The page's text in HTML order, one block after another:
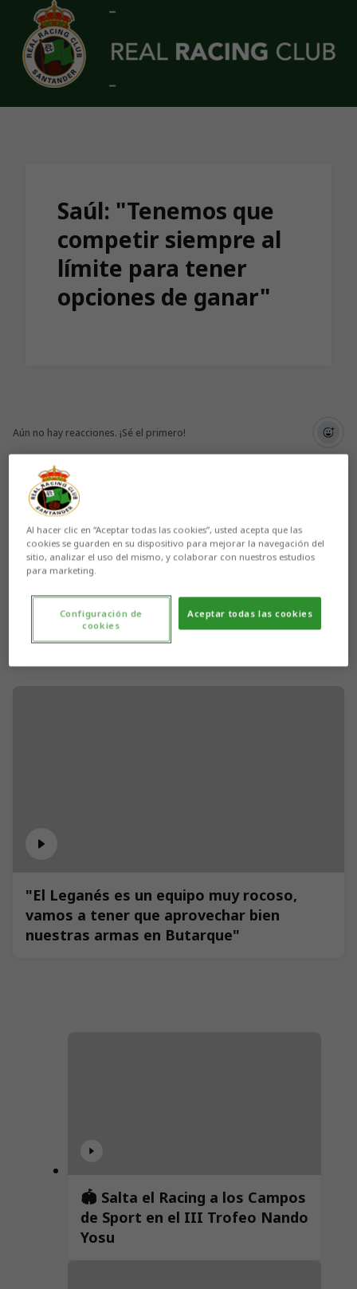
Skip to main content
Saúl: "Tenemos que
competir siempre al
límite para tener
opciones de ganar"
Aún no hay reacciones. ¡Sé el primero!
"El Leganés es un equipo muy rocoso,
vamos a tener que aprovechar bien
nuestras armas en Butarque"
🏟️ Salta el Racing a los Campos
de Sport en el III Trofeo Nando
Yosu
Al hacer clic en “Aceptar todas las cookies”, usted acepta que las
cookies se guarden en su dispositivo para mejorar la navegación del
sitio, analizar el uso del mismo, y colaborar con nuestros estudios
para marketing.
Aceptar todas las cookies
Configuración de
cookies